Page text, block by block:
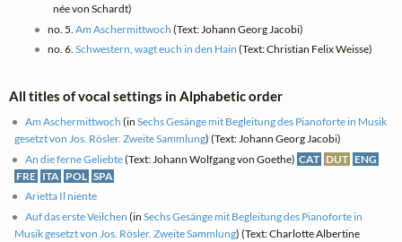
née von Schardt)
no. 5. Am Aschermittwoch (Text: Johann Georg Jacobi)
no. 6. Schwestern, wagt euch in den Hain (Text: Christian Felix Weisse)
All titles of vocal settings in Alphabetic order
Am Aschermittwoch (inSechs Gesänge mit Begleitung des Pianoforte in Musik
gesetzt von Jos. Rösler. Zweite Sammlung) (Text: Johann Georg Jacobi)
An die ferne Geliebte(Text: Johann Wolfgang von Goethe) CAT DUT ENG
FRE ITA POL SPA
Arietta Il niente
Auf das erste Veilchen (inSechs Gesänge mit Begleitung des Pianoforte in
Musik gesetzt von Jos. Rösler. Zweite Sammlung) (Text: Charlotte Albertine